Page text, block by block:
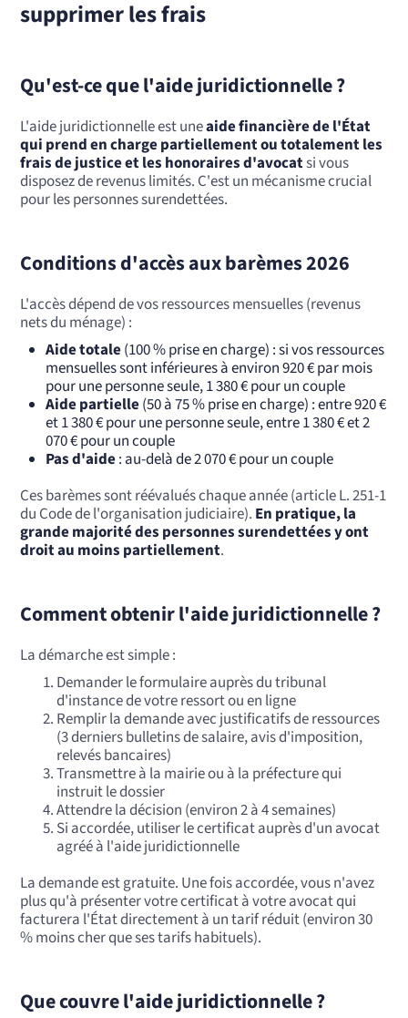
supprimer les frais
Qu'est-ce que l'aide juridictionnelle ?
L'aide juridictionnelle est uneaide financière de l'État
qui prend en charge partiellement ou totalement les
frais de justice et les honoraires d'avocatsi vous
disposez de revenus limités. C'est un mécanisme crucial
pour les personnes surendettées.
Conditions d'accès aux barèmes 2026
L'accès dépend de vos ressources mensuelles (revenus
nets du ménage) :
Aide totale(100 % prise en charge) : si vos ressources
mensuelles sont inférieures à environ 920 € par mois
pour une personne seule, 1 380 € pour un couple
Aide partielle(50 à 75 % prise en charge) : entre 920 €
et 1 380 € pour une personne seule, entre 1 380 € et 2
070 € pour un couple
Pas d'aide: au-delà de 2 070 € pour un couple
Ces barèmes sont réévalués chaque année (article L. 251-1
du Code de l'organisation judiciaire). En pratique, la
grande majorité des personnes surendettées y ont
droit au moins partiellement.
Comment obtenir l'aide juridictionnelle ?
La démarche est simple :
Demander le formulaire auprès du tribunal
d'instance de votre ressort ou en ligne
Remplir la demande avec justificatifs de ressources
(3 derniers bulletins de salaire, avis d'imposition,
relevés bancaires)
Transmettre à la mairie ou à la préfecture qui
instruit le dossier
Attendre la décision (environ 2 à 4 semaines)
Si accordée, utiliser le certificat auprès d'un avocat
agréé à l'aide juridictionnelle
La demande est gratuite. Une fois accordée, vous n'avez
plus qu'à présenter votre certificat à votre avocat qui
facturera l'État directement à un tarif réduit (environ 30
% moins cher que ses tarifs habituels).
Que couvre l'aide juridictionnelle ?